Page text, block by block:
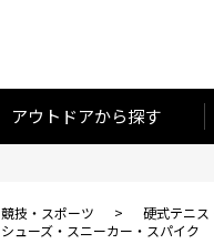
アウトドアから探す
競技・スポーツ > 硬式テニス
シューズ・スニーカー・スパイク